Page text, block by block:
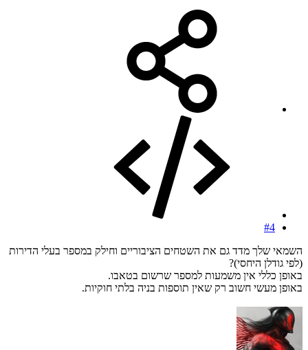
#4
השמאי שלך מדד גם את השטחים הציבוריים וחילק במספר בעלי הדירות
(לפי גודלן היחסי)?
באופן כללי אין משמעות למספר שרשום בטאבו.
באופן מעשי חשוב רק שאין תוספות בניה בלתי חוקיות.